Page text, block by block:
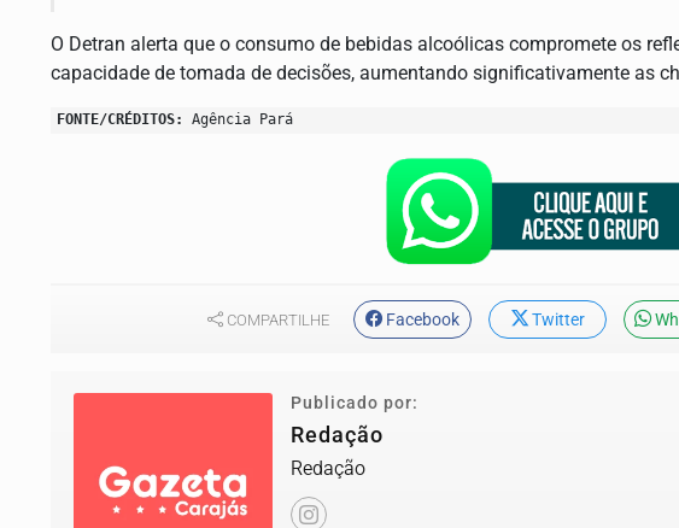
O Detran alerta que o consumo de bebidas alcoólicas compromete os
capacidade de tomada de decisões, aumentando significativamente as
FONTE/CRÉDITOS: Agência Pará
COMPARTILHE Facebook Twitter
Publicado por:
Redação
Redação